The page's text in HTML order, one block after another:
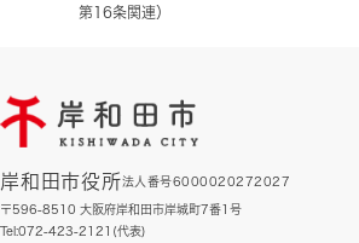
第16条関連）
岸和田市役所法人番号6000020272027
〒596-8510 大阪府岸和田市岸城町7番1号
Tel:072-423-2121(代表)